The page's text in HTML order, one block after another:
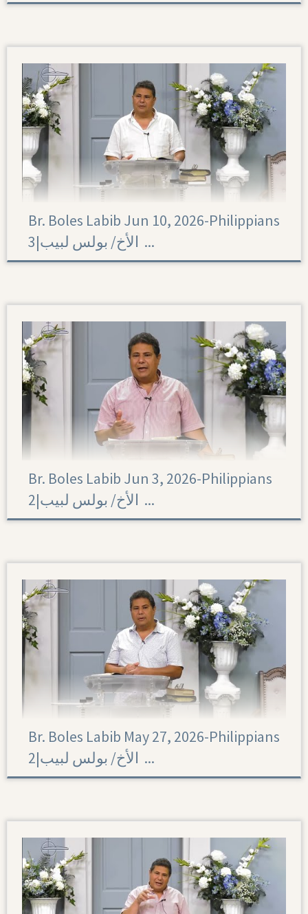
Br. Boles Labib Jun 10, 2026-Philippians
3|‏ الأخ/ بولس لبيب ...
Br. Boles Labib Jun 3, 2026-Philippians
2|‏ الأخ/ بولس لبيب ...
Br. Boles Labib May 27, 2026-Philippians
2|‏ الأخ/ بولس لبيب ...